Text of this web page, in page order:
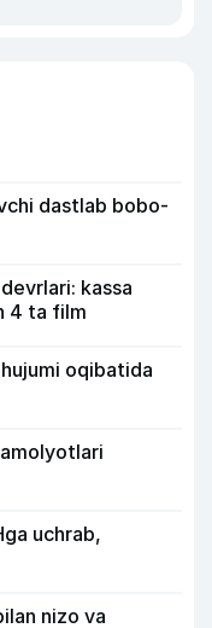
dastlab bobo-
kassa
4 ta film
oqibatida
uchrab,
nizo va